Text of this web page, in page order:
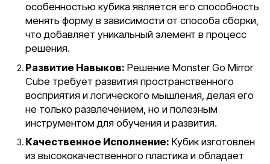
особенностью кубика является его способность
менять форму в зависимости от способа сборки,
что добавляет уникальный элемент в процесс
решения.
Развитие Навыков: Решение Monster Go Mirror
Cube требует развития пространственного
восприятия и логического мышления, делая его
не только развлечением, но и полезным
инструментом для обучения и развития.
Качественное Исполнение: Кубик изготовлен
из высококачественного пластика и обладает